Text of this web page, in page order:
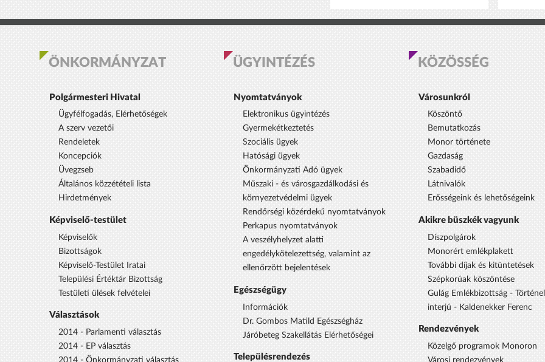
ÖNKORMÁNYZAT
Polgármesteri Hivatal
Ügyfélfogadás, Elérhetőségek
A szerv vezetői
Rendeletek
Koncepciók
Üvegzseb
Általános közzétételi lista
Hirdetmények
Képviselő-testület
Képviselők
Bizottságok
Képviselő-Testület Iratai
Települési Értéktár Bizottság
Testületi ülések felvételei
Választások
2014 - Parlamenti választás
2014 - EP választás
2014 - Önkormányzati választás
ÜGYINTÉZÉS
Nyomtatványok
Elektronikus ügyintézés
Gyermekétkeztetés
Szociális ügyek
Hatósági ügyek
Önkormányzati Adó ügyek
Műszaki - és városgazdálkodási és
környezetvédelmi ügyek
Rendőrségi közérdekű nyomtatványok
Perkapus nyomtatványok
A veszélyhelyzet alatti
engedélykötelezettség, valamint az
ellenőrzött bejelentések
Egészségügy
Információk
Dr. Gombos Matild Egészségház
Járóbeteg Szakellátás Elérhetőségei
Településrendezés
KÖZÖSSÉG
Városunkról
Köszöntő
Bemutatkozás
Monor története
Gazdaság
Szabadidő
Látnivalók
Erősségeink és lehetőségeink
Akikre büszkék vagyunk
Díszpolgárok
Monorért emlékplakett
További díjak és kitüntetések
Szépkorúak köszöntése
Gulág Emlékbizottság -
interjú - Kaldenekker Ferenc
Rendezvények
Közelgő programok Monoron
Városi rendezvények